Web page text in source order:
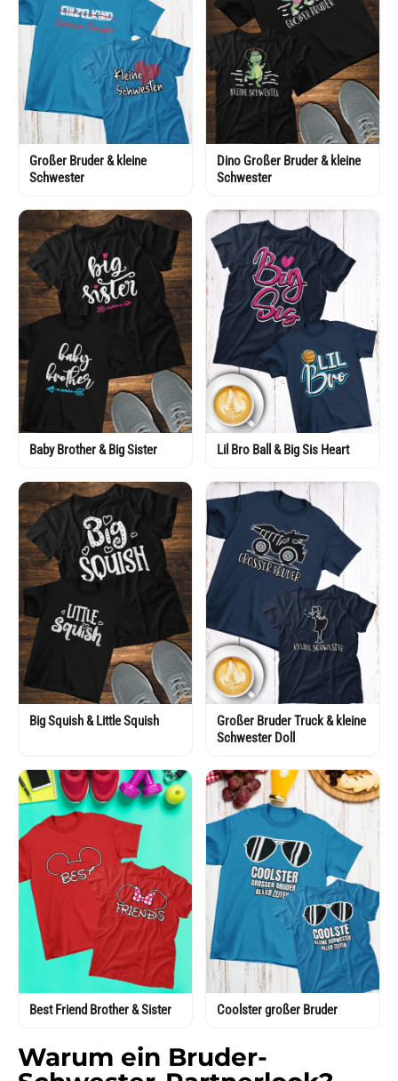
Großer Bruder & kleine
Schwester
Dino Großer Bruder & kleine
Schwester
Baby Brother & Big Sister Lil Bro Ball & Big Sis Heart
Big Squish & Little Squish
Großer Bruder Truck & kleine
Schwester Doll
Best Friend Brother & Sister Coolster großer Bruder
Warum ein Bruder-